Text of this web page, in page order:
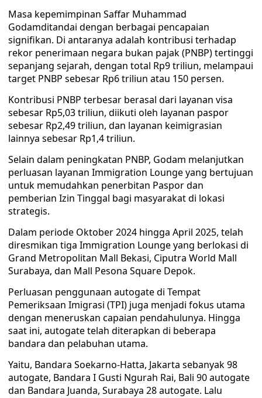
Masa kepemimpinan Saffar Muhammad
Godamditandai dengan berbagai pencapaian
signifikan. Di antaranya adalah kontribusi terhadap
rekor penerimaan negara bukan pajak (PNBP) tertinggi
sepanjang sejarah, dengan total Rp9 triliun, melampaui
target PNBP sebesar Rp6 triliun atau 150 persen.
Kontribusi PNBP terbesar berasal dari layanan visa
sebesar Rp5,03 triliun, diikuti oleh layanan paspor
sebesar Rp2,49 triliun, dan layanan keimigrasian
lainnya sebesar Rp1,4 triliun.
Selain dalam peningkatan PNBP, Godam melanjutkan
perluasan layanan Immigration Lounge yang bertujuan
untuk memudahkan penerbitan Paspor dan
pemberian Izin Tinggal bagi masyarakat di lokasi
strategis.
Dalam periode Oktober 2024 hingga April 2025, telah
diresmikan tiga Immigration Lounge yang berlokasi di
Grand Metropolitan Mall Bekasi, Ciputra World Mall
Surabaya, dan Mall Pesona Square Depok.
Perluasan penggunaan autogate di Tempat
Pemeriksaan Imigrasi (TPI) juga menjadi fokus utama
dengan meneruskan capaian pendahulunya. Hingga
saat ini, autogate telah diterapkan di beberapa
bandara dan pelabuhan utama.
Yaitu, Bandara Soekarno-Hatta, Jakarta sebanyak 98
autogate, Bandara I Gusti Ngurah Rai, Bali 90 autogate
dan Bandara Juanda, Surabaya 28 autogate. Lalu